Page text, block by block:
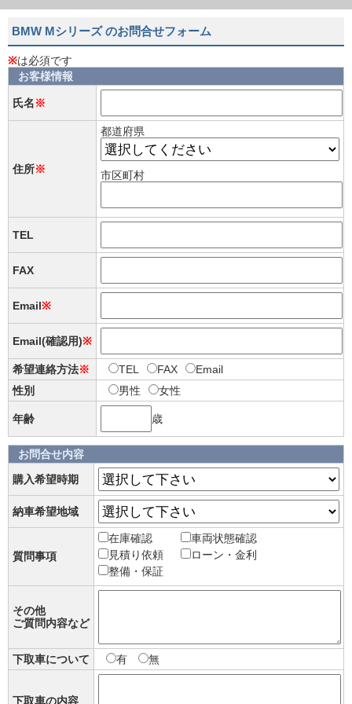
BMW Mシリーズ のお問合せフォーム
※は必須です
お客様情報
氏名※
住所※
都道府県
市区町村
TEL
FAX
Email※
Email(確認用)※
希望連絡方法※ TEL FAX
Email
性別
男性 女性
年齢 歳
お問合せ内容
購入希望時期
納車希望地域
質問事項
在庫確認
車両状態確認
見積り依頼
ローン・金利
整備・保証
その他
ご質問内容など
下取車について 有 無
下取車の内容